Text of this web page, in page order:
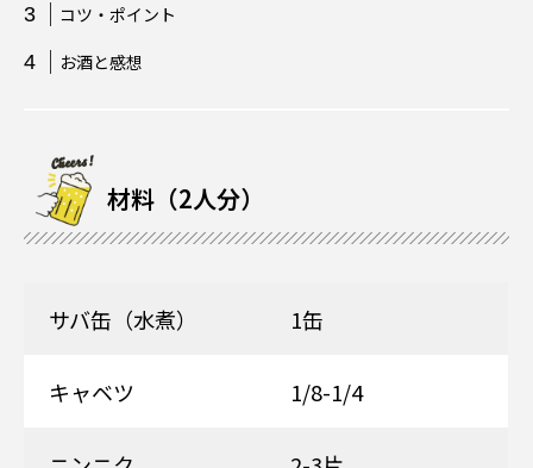
コツ・ポイント
お酒と感想
材料（2人分）
サバ缶（水煮） 1缶
キャベツ 1/8-1/4